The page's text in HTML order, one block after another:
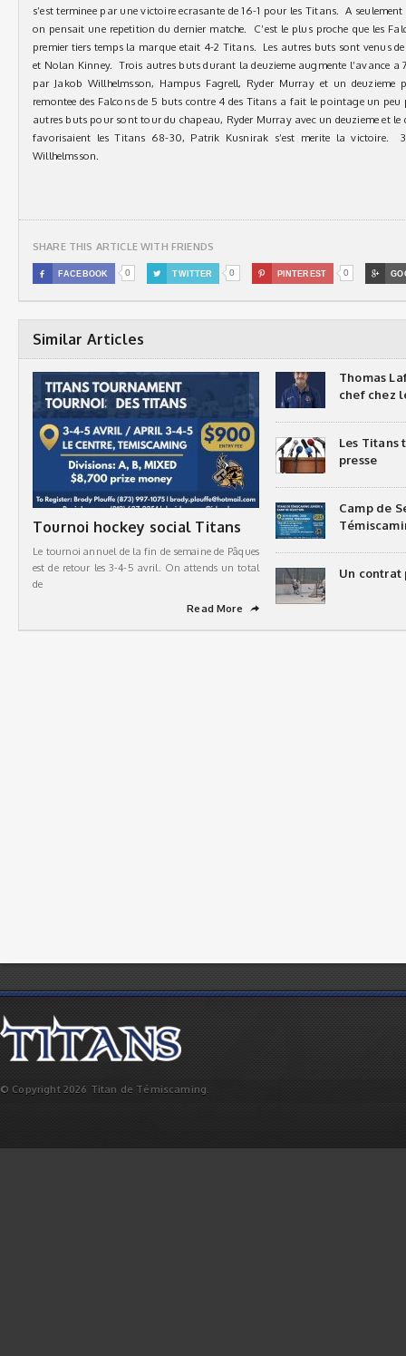
s’est terminee par une victoire ecrasante de 16-1 pour les Titans. A
on pensait une repetition du dernier matche. C’est le plus proche que les
premier tiers temps la marque etait 4-2 Titans. Les autres buts sont venus
et Nolan Kinney. Trois autres buts durant la deuzieme augmente l’avance a
par Jakob Willhelmsson, Hampus Fagrell, Ryder Murray et un
remontee des Falcons de 5 buts contre 4 des Titans a fait le pointage un peu
autres buts pour sont tour du chapeau, Ryder Murray avec un deuzieme et
favorisaient les Titans 68-30, Patrik Kusnirak s’est merite la victoire.
Willhelmsson.
SHARE THIS ARTICLE WITH FRIENDS
 FACEBOOK 0  TWITTER 0  PINTEREST 0 
Similar Articles
Tournoi hockey social Titans
Le tournoi annuel de la fin de semaine de Pâques
est de retour les 3-4-5 avril. On attends un total
de
Read More
➦
Thomas
chef chez
Les Titans
presse
Camp de
Un contrat
© Copyright 2026 Titan de Témiscaming.